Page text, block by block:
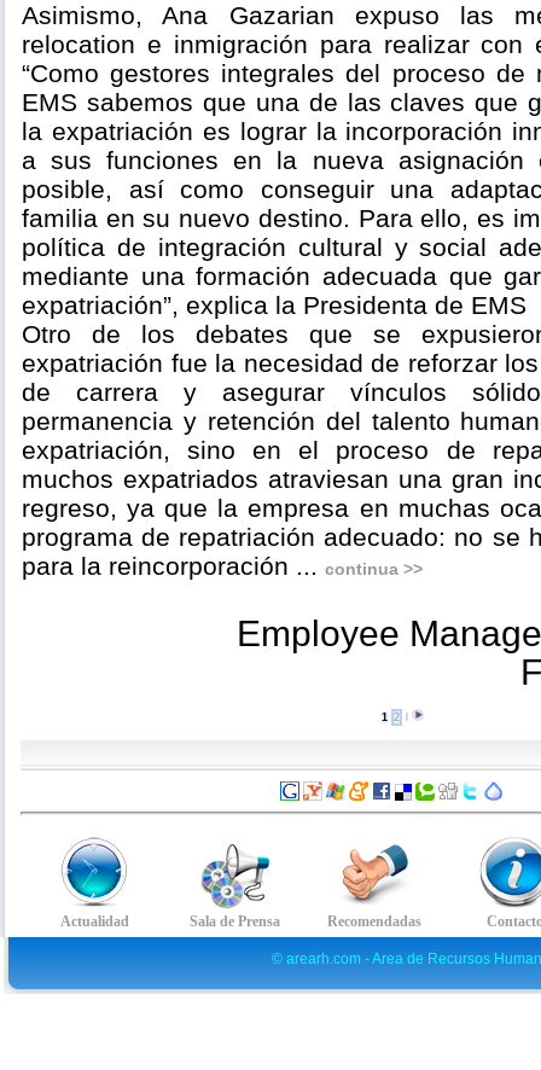
Asimismo, Ana Gazarian expuso las
relocation e inmigración para realizar con
“Como gestores integrales del proceso de
EMS sabemos que una de las claves que
la expatriación es lograr la incorporación
a sus funciones en la nueva asignación
posible, así como conseguir una
familia en su nuevo destino. Para ello, es
política de integración cultural y social
mediante una formación adecuada que
expatriación”, explica la Presidenta de EMS
Otro de los debates que se
expatriación fue la necesidad de reforzar
de carrera y asegurar vínculos
permanencia y retención del talento
expatriación, sino en el proceso de
muchos expatriados atraviesan una gran
regreso, ya que la empresa en muchas
programa de repatriación adecuado: no se
para la reincorporación ... continua >>
Employee
1 2
© arearh.com - Area de Recursos